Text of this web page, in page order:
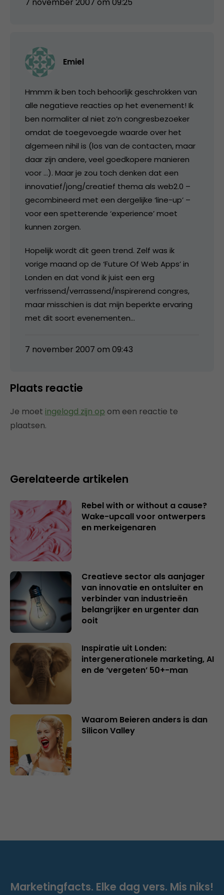
Emiel
Hmmm ik ben toch behoorlijk geschrokken van
alle negatieve reacties op het evenement! Ik
ben normaliter al niet zo’n congresbezoeker
omdat de toegevoegde waarde over het
algemeen nihil is (los van de contacten, maar
daar zijn andere, veel goedkopere manieren
voor …). Maar je zou toch denken dat een
innovatief/jong/creatief thema als web2.0 –
gecombineerd met een dergelijke ‘line-up’ –
voor een spetterende ‘experience’ moet
kunnen zorgen.
Hopelijk wordt dit geen trend. Zelf was ik
vorige maand op de ‘Future Of Web Apps’ in
Londen en dat vond ik juist een erg
verfrissend/verrassend/inspirerend congres,
maar misschien is dat mijn beperkte ervaring
met dit soort evenementen…
7 november 2007 om 09:43
Plaats reactie
Je moet ingelogd zijn op om een reactie te
plaatsen.
Gerelateerde artikelen
Rebel with or without a cause?
Wake-upcall voor ontwerpers
en merkeigenaren
Creatieve sector als aanjager
van innovatie en ontsluiter en
verbinder van industrieën
belangrijker en urgenter dan
ooit
Inspiratie uit Londen:
intergenerationele marketing, AI
en de ‘vergeten’ 50+-man
Waarom Beieren anders is dan
Silicon Valley
Marketingfacts. Elke dag vers. Mis niks!